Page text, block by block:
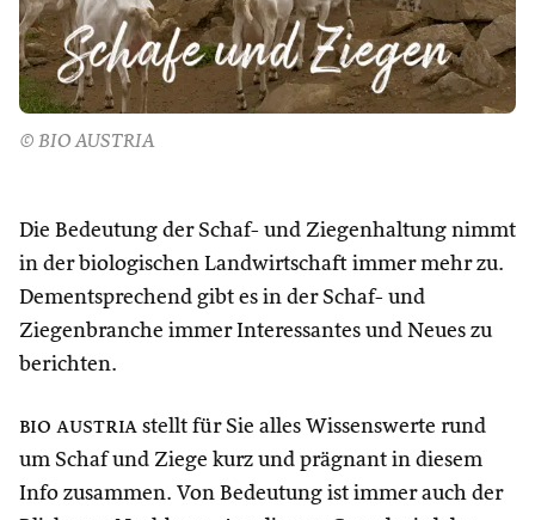
© BIO AUSTRIA
Die Bedeutung der Schaf- und Ziegenhaltung nimmt
in der biologischen Landwirtschaft immer mehr zu.
Dementsprechend gibt es in der Schaf- und
Ziegenbranche immer Interessantes und Neues zu
berichten.
bio austria stellt für Sie alles Wissenswerte rund
um Schaf und Ziege kurz und prägnant in diesem
Info zusammen. Von Bedeutung ist immer auch der